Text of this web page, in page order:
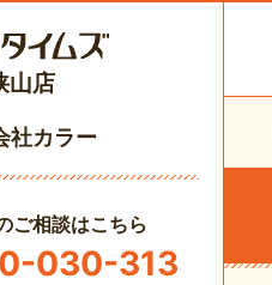
山店
社カラー
ご相談はこちら
030-313